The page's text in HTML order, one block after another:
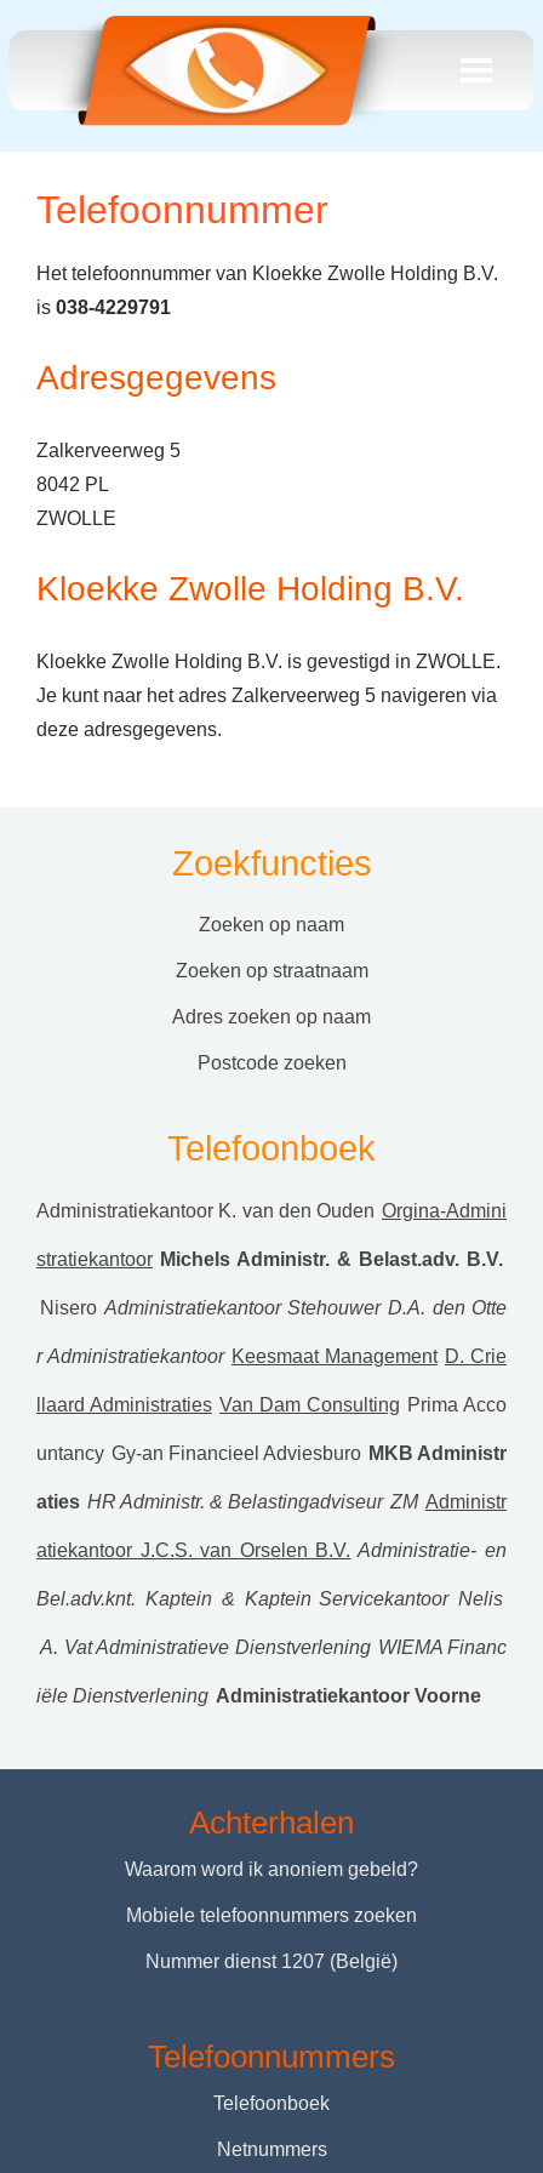
Telefoonnummer
Het telefoonnummer van Kloekke Zwolle Holding B.V.
is 038-4229791
Adresgegevens
Zalkerveerweg 5
8042 PL
ZWOLLE
Kloekke Zwolle Holding B.V.
Kloekke Zwolle Holding B.V. is gevestigd in ZWOLLE.
Je kunt naar het adres Zalkerveerweg 5 navigeren via
deze adresgegevens.
Zoekfuncties
zoeken op naam
zoeken op straatnaam
adres zoeken op naam
postcode zoeken
Telefoonboek
Administratiekantoor K. van den Ouden Orgina-Admini
stratiekantoor Michels Administr. & Belast.adv. B.V.
Nisero Administratiekantoor Stehouwer D.A. den Otte
r Administratiekantoor Keesmaat Management D. Crie
llaard Administraties Van Dam Consulting Prima Acco
untancy Gy-an Financieel Adviesburo MKB Administr
aties HR Administr. & Belastingadviseur ZM Administr
atiekantoor J.C.S. van Orselen B.V. Administratie- en
Bel.adv.knt. Kaptein & Kaptein Servicekantoor Nelis
A. Vat Administratieve Dienstverlening WIEMA Financ
iële Dienstverlening Administratiekantoor Voorne
Achterhalen
Waarom word ik anoniem gebeld?
Mobiele telefoonnummers zoeken
Nummer dienst 1207 (België)
Telefoonnummers
Telefoonboek
Netnummers